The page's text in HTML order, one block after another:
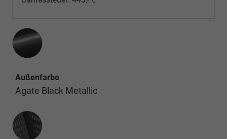
Außenfarbe
Agate Black Metallic
Innenausstattung